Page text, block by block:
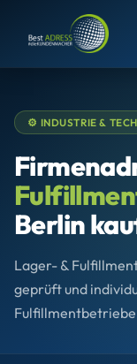
⚙️ INDUSTRIE &
Berlin
Lager- &
geprüft und